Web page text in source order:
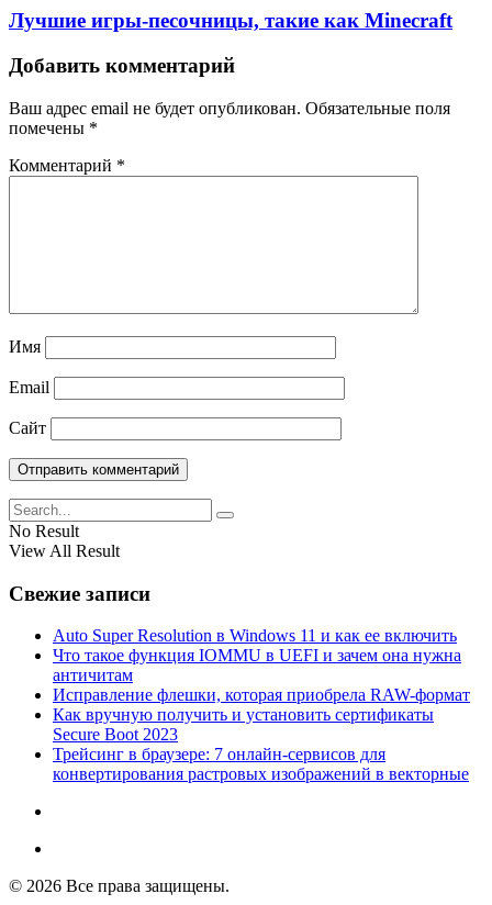
Лучшие игры-песочницы, такие как Minecraft
Добавить комментарий
Ваш адрес email не будет опубликован. Обязательные поля
помечены *
Комментарий *
Имя
Email
Сайт
No Result
View All Result
Свежие записи
Auto Super Resolution в Windows 11 и как ее включить
Что такое функция IOMMU в UEFI и зачем она нужна
античитам
Исправление флешки, которая приобрела RAW-формат
Как вручную получить и установить сертификаты
Secure Boot 2023
Трейсинг в браузере: 7 онлайн-сервисов для
конвертирования растровых изображений в векторные
© 2026 Все права защищены.